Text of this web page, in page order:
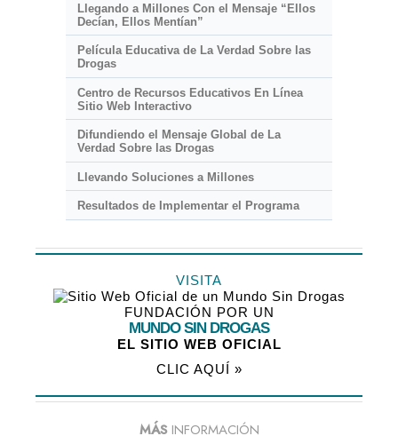
Llegando a Millones Con el Mensaje “Ellos
Decían, Ellos Mentían”
Película Educativa de La Verdad Sobre las
Drogas
Centro de Recursos Educativos En Línea
Sitio Web Interactivo
Difundiendo el Mensaje Global de La
Verdad Sobre las Drogas
Llevando Soluciones a Millones
Resultados de Implementar el Programa
VISITA
FUNDACIÓN POR UN
MUNDO SIN DROGAS
EL SITIO WEB OFICIAL
CLIC AQUÍ »
MÁSINFORMACIÓN